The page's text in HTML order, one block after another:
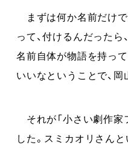
まずは何か名前だけ
って、付けるんだったら
名前自体が物語を持っ
いいなということで、
それが「小さい劇作家
した。スミカオリさん